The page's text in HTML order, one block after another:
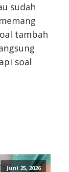
sudah
tambah
soal
Juni 25, 2026